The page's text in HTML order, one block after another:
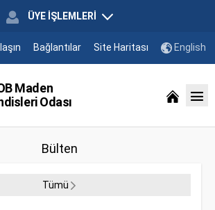
ÜYE İŞLEMLERİ
Bağlantılar Site Haritası English
Maden
Odası
Bülten
Tümü